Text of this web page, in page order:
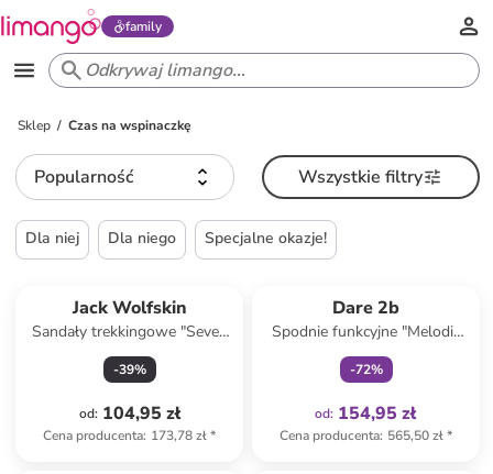
family
Sklep Czas na wspinaczkę
Popularność Wszystkie filtry
Dla niej Dla niego Specjalne okazje!
Jack Wolfskin
Sandały trekkingowe "Seven
Seas" w kolorze turkusowo-
różowym
-39%
od: 104,95 zł
Cena producenta: 173,78 zł*
Dare 2b
Spodnie funkcyjne "Melodic
Pro II" w kolorze granatowym
-72%
od: 154,95 zł
Cena producenta: 565,50 zł*